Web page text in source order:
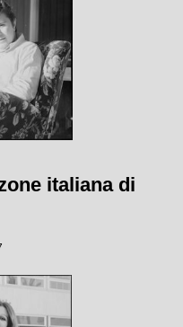
italiana di